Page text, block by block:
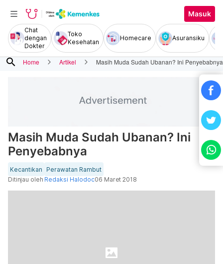
Masuk
Chat
dengan
Dokter
Toko
Kesehatan
Homecare Asuransiku
search Home Artikel Masih Muda Sudah Ubanan? Ini Penyebabnya
Masih Muda Sudah Ubanan? Ini
Penyebabnya
Kecantikan
Perawatan Rambut
Ditinjau oleh Redaksi Halodoc06 Maret 2018